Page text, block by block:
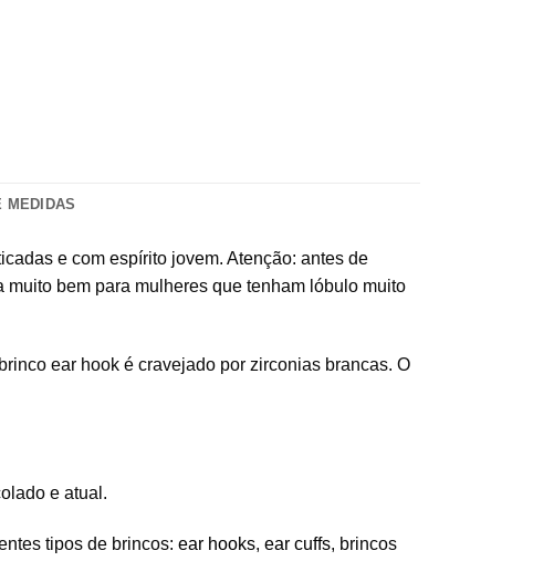
MEDIDAS
e com espírito jovem. Atenção: antes de
bem para mulheres que tenham lóbulo muito
ear hook é cravejado por zirconias brancas. O
e atual.
tipos de brincos: ear hooks, ear cuffs, brincos